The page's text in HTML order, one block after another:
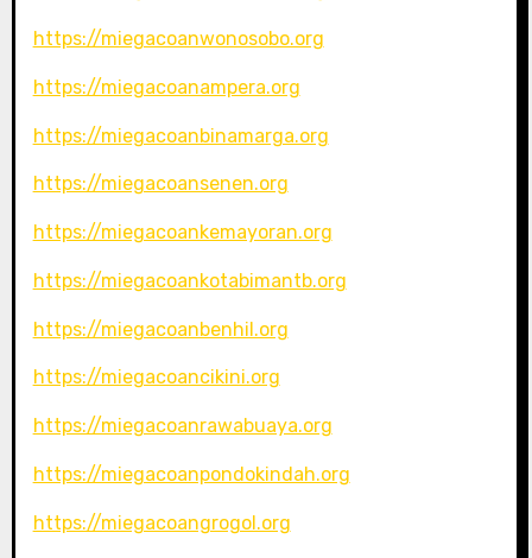
https://miegacoanwonosobo.org
https://miegacoanampera.org
https://miegacoanbinamarga.org
https://miegacoansenen.org
https://miegacoankemayoran.org
https://miegacoankotabimantb.org
https://miegacoanbenhil.org
https://miegacoancikini.org
https://miegacoanrawabuaya.org
https://miegacoanpondokindah.org
https://miegacoangrogol.org